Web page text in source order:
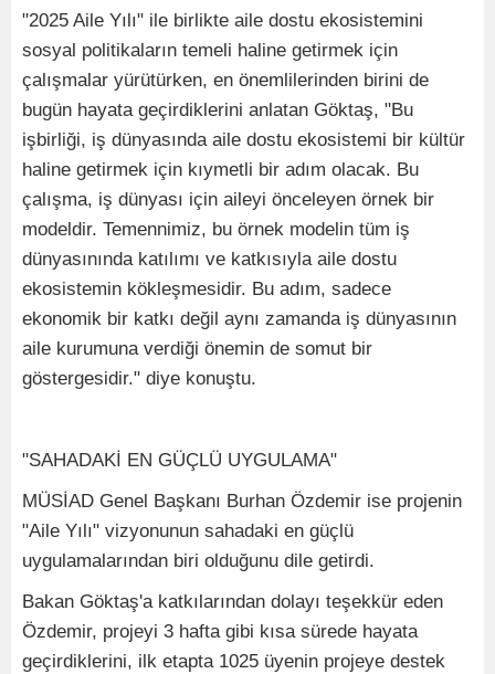
"2025 Aile Yılı" ile birlikte aile dostu ekosistemini
sosyal politikaların temeli haline getirmek için
çalışmalar yürütürken, en önemlilerinden birini de
bugün hayata geçirdiklerini anlatan Göktaş, "Bu
işbirliği, iş dünyasında aile dostu ekosistemi bir kültür
haline getirmek için kıymetli bir adım olacak. Bu
çalışma, iş dünyası için aileyi önceleyen örnek bir
modeldir. Temennimiz, bu örnek modelin tüm iş
dünyasınında katılımı ve katkısıyla aile dostu
ekosistemin kökleşmesidir. Bu adım, sadece
ekonomik bir katkı değil aynı zamanda iş dünyasının
aile kurumuna verdiği önemin de somut bir
göstergesidir." diye konuştu.
"SAHADAKİ EN GÜÇLÜ UYGULAMA"
MÜSİAD Genel Başkanı Burhan Özdemir ise projenin
"Aile Yılı" vizyonunun sahadaki en güçlü
uygulamalarından biri olduğunu dile getirdi.
Bakan Göktaş'a katkılarından dolayı teşekkür eden
Özdemir, projeyi 3 hafta gibi kısa sürede hayata
geçirdiklerini, ilk etapta 1025 üyenin projeye destek